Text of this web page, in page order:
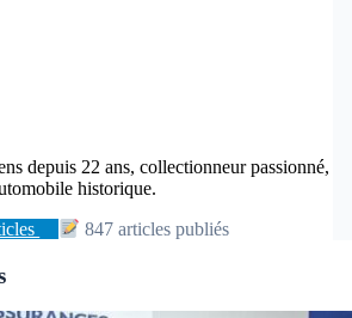
depuis 22 ans, collectionneur passionné,
historique.
847 articles publiés